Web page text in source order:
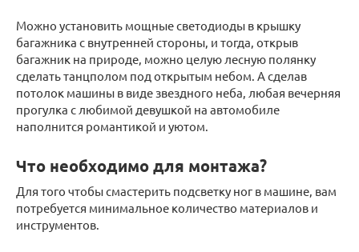
Можно установить мощные светодиоды в крышку
багажника с внутренней стороны, и тогда, открыв
багажник на природе, можно целую лесную полянку
сделать танцполом под открытым небом. А сделав
потолок машины в виде звездного неба, любая вечерняя
прогулка с любимой девушкой на автомобиле
наполнится романтикой и уютом.
Что необходимо для монтажа?
Для того чтобы смастерить подсветку ног в машине, вам
потребуется минимальное количество материалов и
инструментов.